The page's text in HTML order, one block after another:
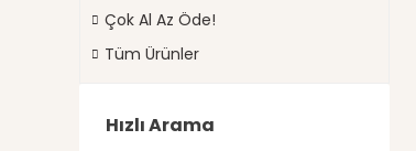
Çok Al Az Öde!
Tüm Ürünler
Hızlı Arama